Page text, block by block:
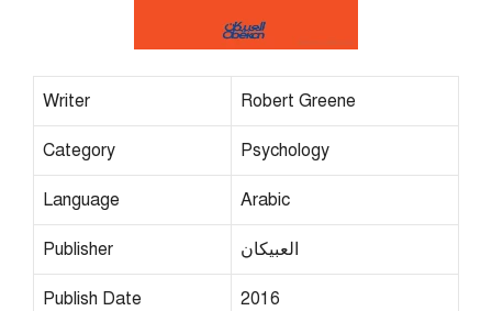
Writer Robert Greene
Category Psychology
Language Arabic
Publisher العبيكان
Publish Date 2016